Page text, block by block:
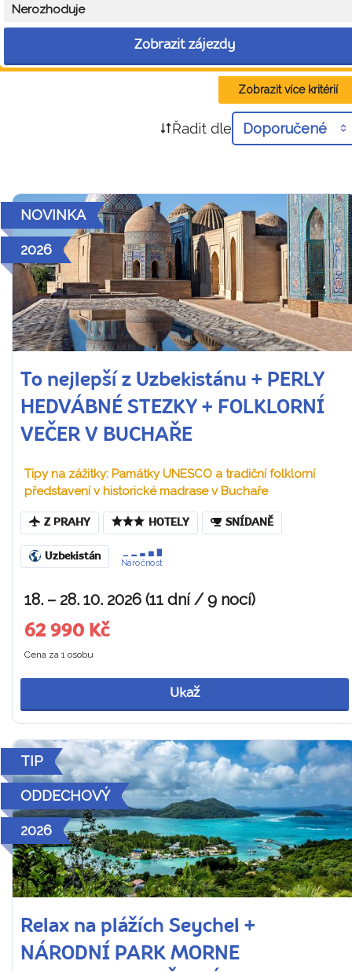
Nerozhoduje
Zobrazit zájezdy
Zobrazit více kritérií
Řadit dle Doporučené
NOVINKA
2026
To nejlepší z Uzbekistánu + PERLY
HEDVÁBNÉ STEZKY + FOLKLORNÍ
VEČER V BUCHAŘE
Tipy na zážitky: Památky UNESCO a tradiční folklorní
představení v historické madrase v Buchaře
Z PRAHY HOTELY SNÍDANĚ
Uzbekistán
Náročnost
18. – 28. 10. 2026 (11 dní / 9 nocí)
62 990 Kč
Cena za 1 osobu
Ukaž
TIP
ODDECHOVÝ
2026
Relax na plážích Seychel +
NÁRODNÍ PARK MORNE